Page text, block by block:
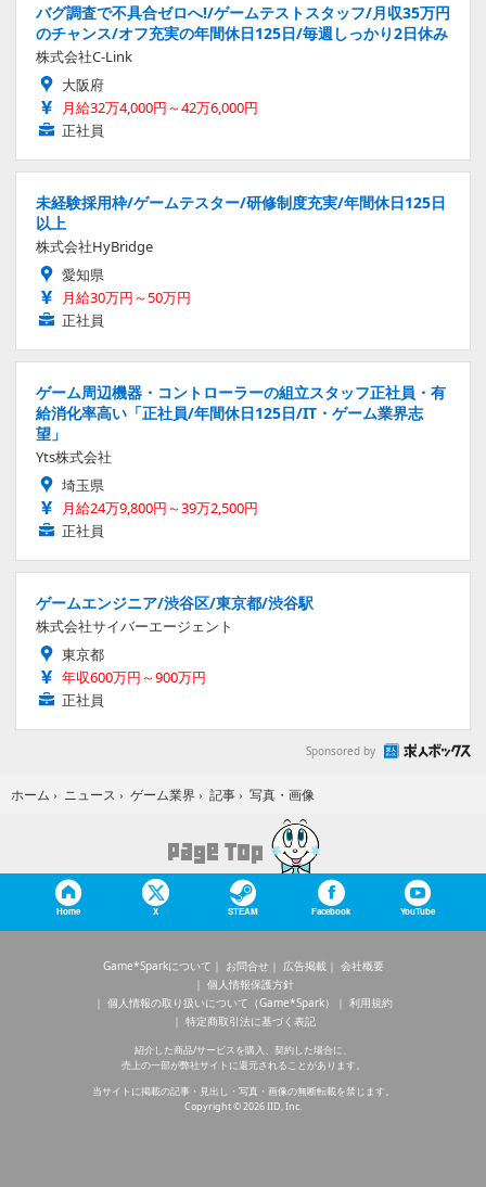
バグ調査で不具合ゼロへ!/ゲームテストスタッフ/月収35万円
のチャンス/オフ充実の年間休日125日/毎週しっかり2日休み
株式会社C-Link
大阪府
月給32万4,000円～42万6,000円
正社員
未経験採用枠/ゲームテスター/研修制度充実/年間休日125日
以上
株式会社HyBridge
愛知県
月給30万円～50万円
正社員
ゲーム周辺機器・コントローラーの組立スタッフ正社員・有
給消化率高い「正社員/年間休日125日/IT・ゲーム業界志
望」
Yts株式会社
埼玉県
月給24万9,800円～39万2,500円
正社員
ゲームエンジニア/渋谷区/東京都/渋谷駅
株式会社サイバーエージェント
東京都
年収600万円～900万円
正社員
Sponsored by
ホーム › ニュース › ゲーム業界 › 記事 › 写真・画像
Home X STEAM Facebook YouTube
Game*Sparkについて お問合せ 広告掲載
会社概要
個人情報保護方針
個人情報の取り扱いについて（Game*Spark）
利用規約
特定商取引法に基づく表記
紹介した商品/サービスを購入、契約した場合に、
売上の一部が弊社サイトに還元されることがあります。
当サイトに掲載の記事・見出し・写真・画像の無断転載を禁じます。
Copyright © 2026 IID, Inc.